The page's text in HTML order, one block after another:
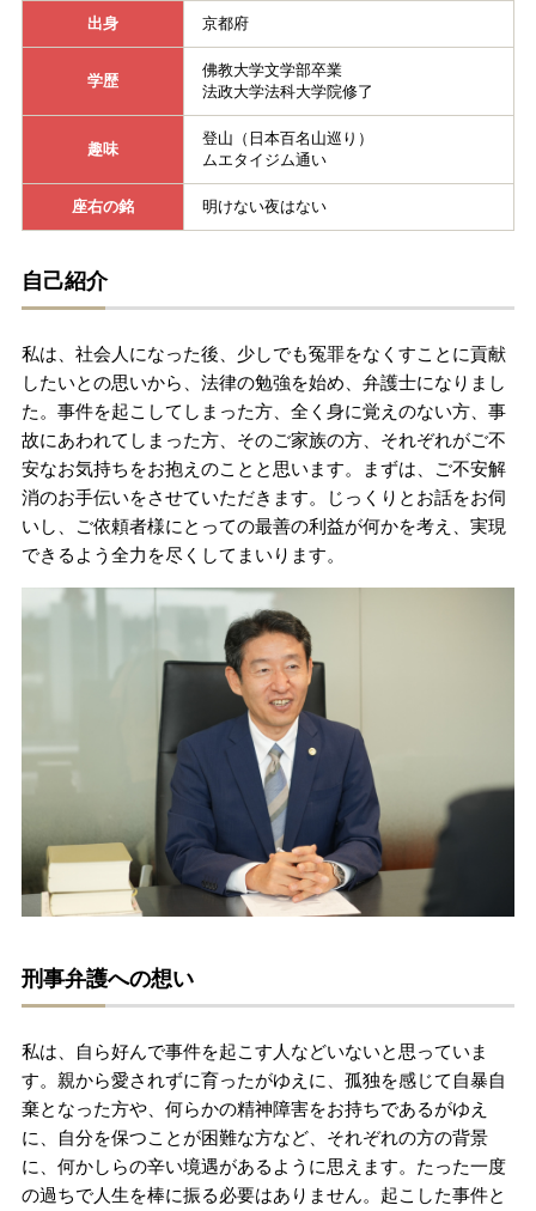
ご依頼者からのお手紙
無料相談の口コミ評判
刑事事件について
刑事事件データベース
出身 京都府
学歴
佛教大学文学部卒業
法政大学法科大学院修了
趣味
登山（日本百名山巡り）
ムエタイジム通い
座右の銘 明けない夜はない
自己紹介
私は、社会人になった後、少しでも冤罪をなくすことに貢献
したいとの思いから、法律の勉強を始め、弁護士になりまし
た。事件を起こしてしまった方、全く身に覚えのない方、事
故にあわれてしまった方、そのご家族の方、それぞれがご不
安なお気持ちをお抱えのことと思います。まずは、ご不安解
消のお手伝いをさせていただきます。じっくりとお話をお伺
いし、ご依頼者様にとっての最善の利益が何かを考え、実現
できるよう全力を尽くしてまいります。
刑事弁護への想い
私は、自ら好んで事件を起こす人などいないと思っていま
す。親から愛されずに育ったがゆえに、孤独を感じて自暴自
棄となった方や、何らかの精神障害をお持ちであるがゆえ
に、自分を保つことが困難な方など、それぞれの方の背景
に、何かしらの辛い境遇があるように思えます。たった一度
の過ちで人生を棒に振る必要はありません。起こした事件と